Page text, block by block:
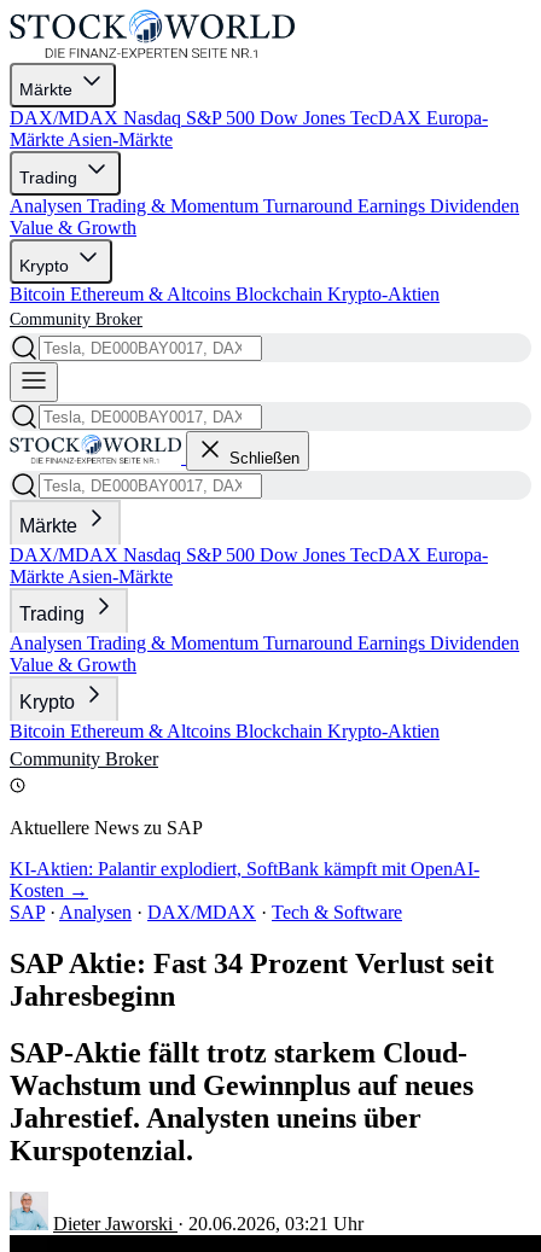
Märkte
DAX/MDAX Nasdaq S&P 500 Dow Jones TecDAX Europa-
Märkte Asien-Märkte
Trading
Analysen Trading & Momentum Turnaround Earnings Dividenden
Value & Growth
Krypto
Bitcoin Ethereum & Altcoins Blockchain Krypto-Aktien
Community Broker
Schließen
Märkte
DAX/MDAX Nasdaq S&P 500 Dow Jones TecDAX Europa-
Märkte Asien-Märkte
Trading
Analysen Trading & Momentum Turnaround Earnings Dividenden
Value & Growth
Krypto
Bitcoin Ethereum & Altcoins Blockchain Krypto-Aktien
Community Broker
Aktuellere News zu SAP
KI-Aktien: Palantir explodiert, SoftBank kämpft mit OpenAI-
Kosten →
SAP · Analysen · DAX/MDAX · Tech & Software
SAP Aktie: Fast 34 Prozent Verlust seit
Jahresbeginn
SAP-Aktie fällt trotz starkem Cloud-
Wachstum und Gewinnplus auf neues
Jahrestief. Analysten uneins über
Kurspotenzial.
Dieter Jaworski · 20.06.2026, 03:21 Uhr